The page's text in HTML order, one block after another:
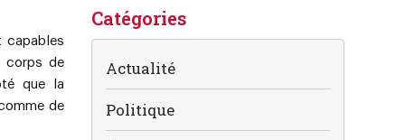
capables
corps de
que la
de
Catégories
Actualité
Politique